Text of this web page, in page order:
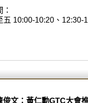
五 10:00-10:20、12:30-
文：黃仁勳GTC大會